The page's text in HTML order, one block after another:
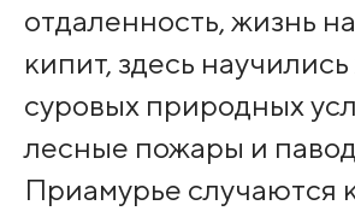
отдаленность, жизнь
кипит, здесь
суровых природных
лесные пожары и
Приамурье случаются